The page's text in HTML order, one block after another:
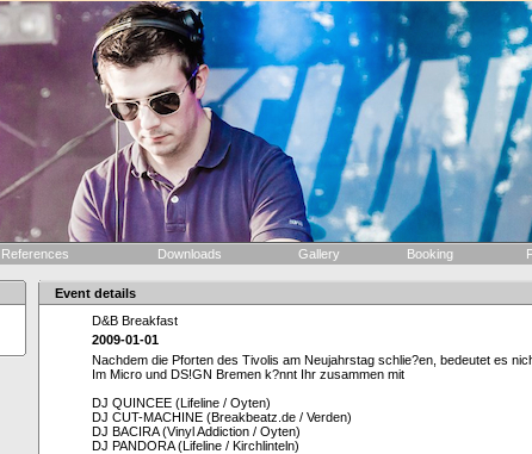
References Downloads Gallery Booking
Event details
D&B Breakfast
2009-01-01
Nachdem die Pforten des Tivolis am Neujahrstag schlie?en, bedeutet es
Im Micro und DS!GN Bremen k?nnt Ihr zusammen mit
DJ QUINCEE (Lifeline / Oyten)
DJ CUT-MACHINE (Breakbeatz.de / Verden)
DJ BACIRA (Vinyl Addiction / Oyten)
DJ PANDORA (Lifeline / Kirchlinteln)